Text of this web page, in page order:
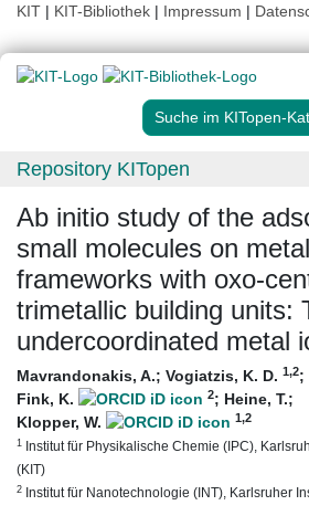
KIT | KIT-Bibliothek | Impressum |
Suche im KITopen-
Repository KITopen
Ab initio study of the
small molecules on
frameworks with oxo-
trimetallic building units:
undercoordinated metal
Mavrandonakis, A.; Vogiatzis, K. D. 1,2;
Fink, K.
2; Heine, T.;
Klopper, W.
1,2
1 Institut für Physikalische Chemie (IPC),
(KIT)
2 Institut für Nanotechnologie (INT), Karlsruher